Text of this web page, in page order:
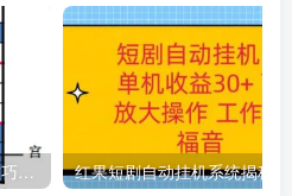
数独九宫格的解题方法和技巧（数独9×9九宫格的口诀）